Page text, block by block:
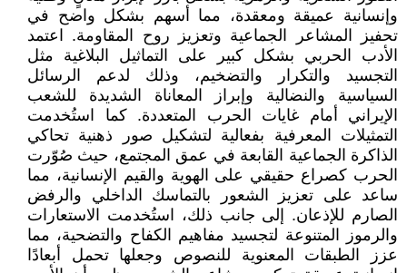
وإنسانية عميقة ومعقدة، مما أسهم بشكل واضح في
تحفيز المشاعر الجماعية وتعزيز روح المقاومة. اعتمد
الأدب الحربي بشكل كبير على التماثيل البلاغية مثل
التجسيد والتكرار والتضخيم، وذلك لدعم الرسائل
السياسية والنضالية وإبراز المعاناة الشديدة للشعب
الإيراني أمام غايات الحرب المتعددة. كما استُخدمت
التمثيلات المعرفية بفعالية لتشكيل صور ذهنية تحاكي
الذاكرة الجماعية القابعة في عمق المجتمع، حيث صُوّرت
الحرب كصراع حقيقي على الهوية والقيم الإنسانية، مما
ساعد على تعزيز الشعور بالتماسك الداخلي والرفض
الصارم للإذعان. إلى جانب ذلك، استُخدمت الاستعارات
والرموز المتنوعة لتجسيد مفاهيم الكفاح والتضحية، مما
عزز الطبقات المعنوية للنصوص وجعلها تحمل أبعادًا